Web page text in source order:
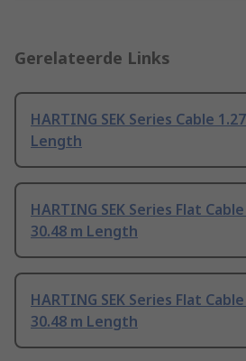
Gerelateerde Links
HARTING SEK Series Cable
Length
HARTING SEK Series Flat
30.48 m Length
HARTING SEK Series Flat
30.48 m Length